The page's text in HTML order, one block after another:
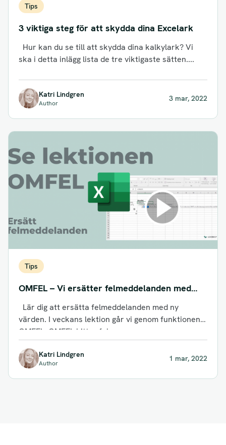
Tips
3 viktiga steg för att skydda dina Excelark
Hur kan du se till att skydda dina kalkylark? Vi
ska i detta inlägg lista de tre viktigaste sätten....
Katri Lindgren
Author
3 mar, 2022
Tips
OMFEL – Vi ersätter felmeddelanden med
nya värden.
Lär dig att ersätta felmeddelanden med ny
värden. I veckans lektion går vi genom funktionen
OMFEL. OMFEL hittar fel...
Katri Lindgren
Author
1 mar, 2022